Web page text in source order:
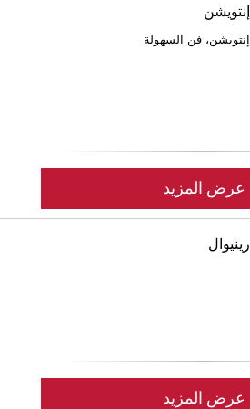
إنتويشن
إنتويشن، فن السهولة
عرض المزيد
رينيوال
عرض المزيد